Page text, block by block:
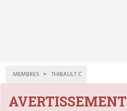
MEMBRES THIBAULT C
AVERTISSEMENT